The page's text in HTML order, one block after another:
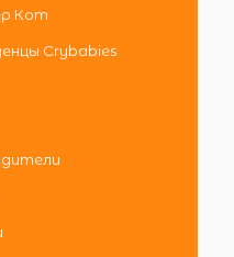
Кот
Crybabies